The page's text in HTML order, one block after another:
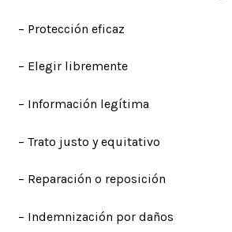
– Protección eficaz
– Elegir libremente
– Información legítima
– Trato justo y equitativo
– Reparación o reposición
– Indemnización por daños